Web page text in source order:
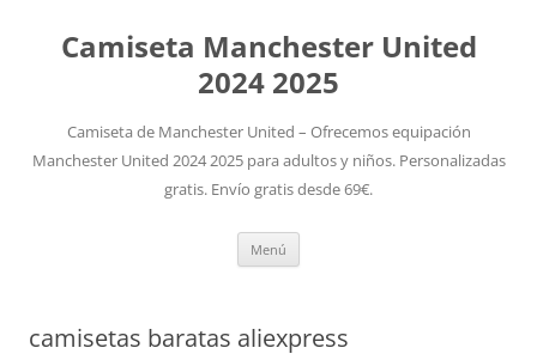
Camiseta Manchester United
2024 2025
Camiseta de Manchester United – Ofrecemos equipación
Manchester United 2024 2025 para adultos y niños. Personalizadas
gratis. Envío gratis desde 69€.
Menú
camisetas baratas aliexpress